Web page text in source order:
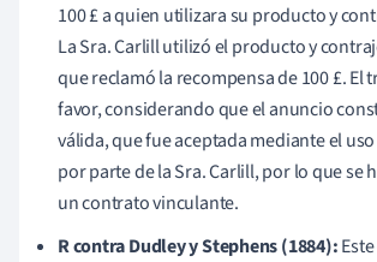
100 £ a quien utilizara su producto y
La Sra. Carlill utilizó el producto y
que reclamó la recompensa de 100 £. El
favor, considerando que el anuncio
válida, que fue aceptada mediante el
por parte de la Sra. Carlill, por lo que se
un contrato vinculante.
R contra Dudley y Stephens (1884):